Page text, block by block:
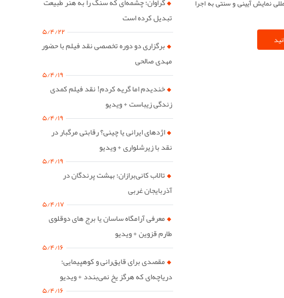
نمایش آیینی و سنتی به اجرا
تبدیل کرده است
۵/۴/۲۲
برگزاری دو دوره تخصصی نقد فیلم با حضور
مهدی صالحی
۵/۴/۱۹
خندیدم اما گریه کردم! نقد فیلم کمدی
زندگی زیباست + ویدیو
۵/۴/۱۹
اژدهای ایرانی یا چینی؟ رقابتی مرگبار در
نقد با زیرشلواری + ویدیو
۵/۴/۱۹
تالاب کانی‌برازان؛ بهشت پرندگان در
آذربایجان غربی
۵/۴/۱۷
معرفی آرامگاه ساسان یا برج های دوقلوی
طارم قزوین + ویدیو
۵/۴/۱۶
مقصدی برای قایق‌رانی و کوهپیمایی؛
دریاچه‌ای که هرگز یخ نمی‌بندد + ویدیو
۵/۴/۱۶